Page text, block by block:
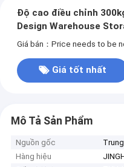
Độ cao điều chỉnh
Design Warehouse
Giá bán：Price needs to be
Giá tốt nhất
Mô Tả Sản Phẩm
Nguồn gốc
Hàng hiệu